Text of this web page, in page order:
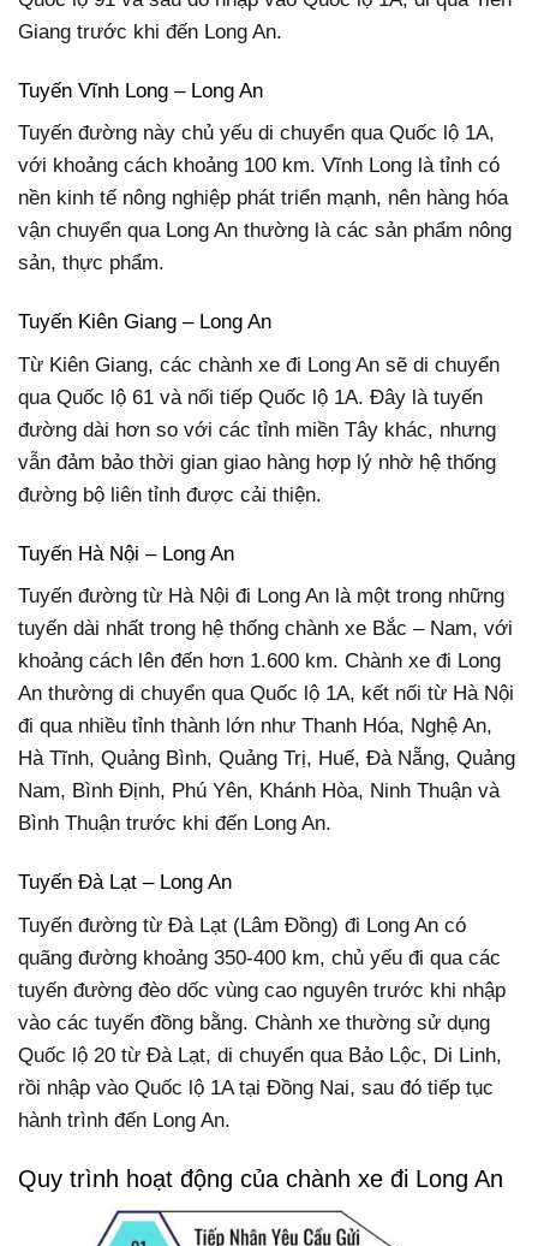
Giang trước khi đến Long An.
Tuyến Vĩnh Long – Long An
Tuyến đường này chủ yếu di chuyển qua Quốc lộ 1A,
với khoảng cách khoảng 100 km. Vĩnh Long là tỉnh có
nền kinh tế nông nghiệp phát triển mạnh, nên hàng hóa
vận chuyển qua Long An thường là các sản phẩm nông
sản, thực phẩm.
Tuyến Kiên Giang – Long An
Từ Kiên Giang, các chành xe đi Long An sẽ di chuyển
qua Quốc lộ 61 và nối tiếp Quốc lộ 1A. Đây là tuyến
đường dài hơn so với các tỉnh miền Tây khác, nhưng
vẫn đảm bảo thời gian giao hàng hợp lý nhờ hệ thống
đường bộ liên tỉnh được cải thiện.
Tuyến Hà Nội – Long An
Tuyến đường từ Hà Nội đi Long An là một trong những
tuyến dài nhất trong hệ thống chành xe Bắc – Nam, với
khoảng cách lên đến hơn 1.600 km. Chành xe đi Long
An thường di chuyển qua Quốc lộ 1A, kết nối từ Hà Nội
đi qua nhiều tỉnh thành lớn như Thanh Hóa, Nghệ An,
Hà Tĩnh, Quảng Bình, Quảng Trị, Huế, Đà Nẵng, Quảng
Nam, Bình Định, Phú Yên, Khánh Hòa, Ninh Thuận và
Bình Thuận trước khi đến Long An.
Tuyến Đà Lạt – Long An
Tuyến đường từ Đà Lạt (Lâm Đồng) đi Long An có
quãng đường khoảng 350-400 km, chủ yếu đi qua các
tuyến đường đèo dốc vùng cao nguyên trước khi nhập
vào các tuyến đồng bằng. Chành xe thường sử dụng
Quốc lộ 20 từ Đà Lạt, di chuyển qua Bảo Lộc, Di Linh,
rồi nhập vào Quốc lộ 1A tại Đồng Nai, sau đó tiếp tục
hành trình đến Long An.
Quy trình hoạt động của chành xe đi Long An